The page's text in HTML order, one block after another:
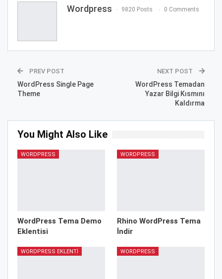
Wordpress 9820 Posts 0 Comments
PREV POST
WordPress Single Page
Theme
NEXT POST
WordPress Temadan
Yazar Bilgi Kısmını
Kaldırma
You Might Also Like
WORDPRESS
WordPress Tema Demo
Eklentisi
WORDPRESS
Rhino WordPress Tema
İndir
WORDPRESS EKLENTI WORDPRESS